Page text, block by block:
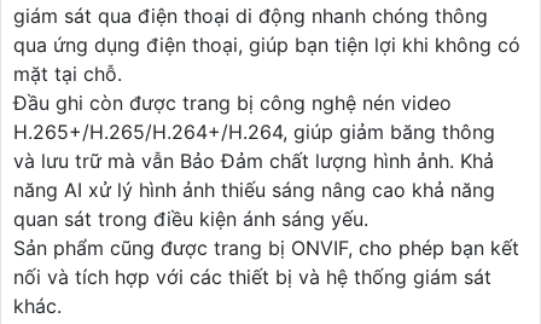
giám sát qua điện thoại di động nhanh chóng thông
qua ứng dụng điện thoại, giúp bạn tiện lợi khi không có
mặt tại chỗ.
Đầu ghi còn được trang bị công nghệ nén video
H.265+/H.265/H.264+/H.264, giúp giảm băng thông
và lưu trữ mà vẫn Bảo Đảm chất lượng hình ảnh. Khả
năng AI xử lý hình ảnh thiếu sáng nâng cao khả năng
quan sát trong điều kiện ánh sáng yếu.
Sản phẩm cũng được trang bị ONVIF, cho phép bạn kết
nối và tích hợp với các thiết bị và hệ thống giám sát
khác.